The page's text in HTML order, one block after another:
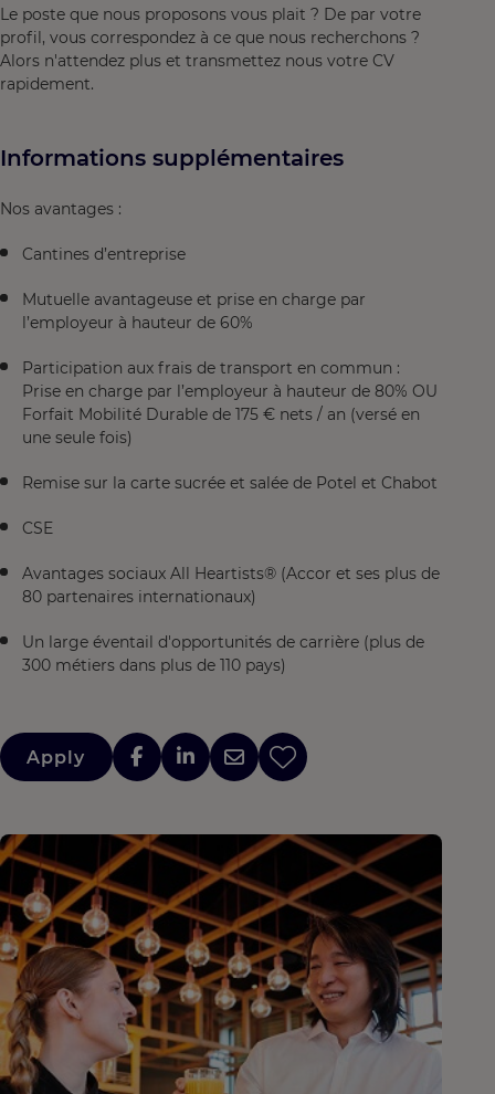
Le poste que nous proposons vous plait ? De par votre
profil, vous correspondez à ce que nous recherchons ?
Alors n'attendez plus et transmettez nous votre CV
rapidement.
Informations supplémentaires
Nos avantages :
Cantines d’entreprise
Mutuelle avantageuse et prise en charge par
l’employeur à hauteur de 60%
Participation aux frais de transport en commun :
Prise en charge par l’employeur à hauteur de 80% OU
Forfait Mobilité Durable de 175 € nets / an (versé en
une seule fois)
Remise sur la carte sucrée et salée de Potel et Chabot
CSE
Avantages sociaux All Heartists® (Accor et ses plus de
80 partenaires internationaux)
Un large éventail d'opportunités de carrière (plus de
300 métiers dans plus de 110 pays)
Apply